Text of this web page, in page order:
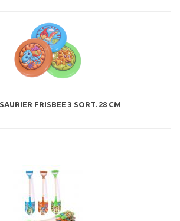
FRISBEE 3 SORT. 28 CM